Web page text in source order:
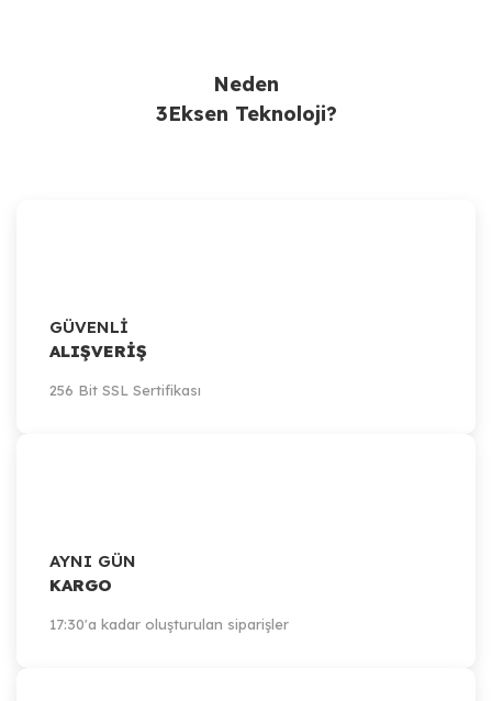
Neden
3Eksen Teknoloji?
GÜVENLİ
ALIŞVERİŞ
256 Bit SSL Sertifikası
AYNI GÜN
KARGO
17:30'a kadar oluşturulan siparişler